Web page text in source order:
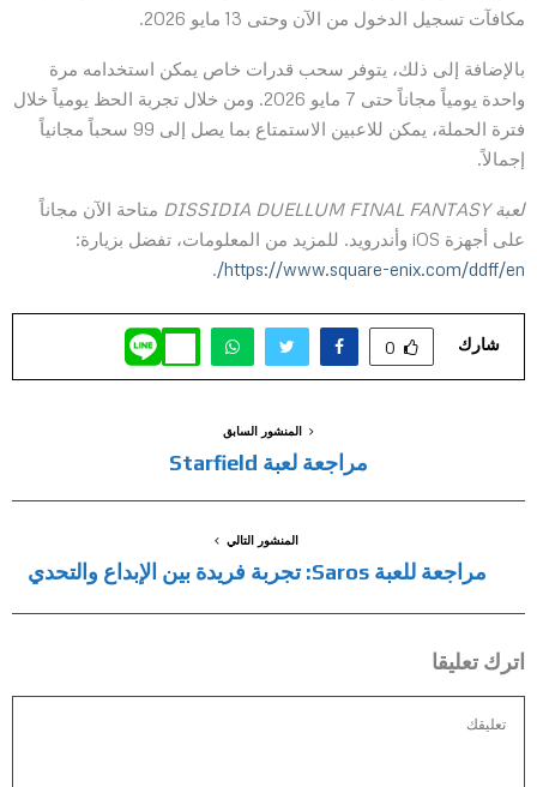
مكافآت تسجيل الدخول من الآن وحتى 13 مايو 2026.
بالإضافة إلى ذلك، يتوفر سحب قدرات خاص يمكن استخدامه مرة
واحدة يومياً مجاناً حتى 7 مايو 2026. ومن خلال تجربة الحظ يومياً خلال
فترة الحملة، يمكن للاعبين الاستمتاع بما يصل إلى 99 سحباً مجانياً
إجمالاً.
لعبة DISSIDIA DUELLUM FINAL FANTASY
متاحة الآن مجاناً
على أجهزة iOS وأندرويد. للمزيد من المعلومات، تفضل بزيارة:
https://www.square-enix.com/ddff/en/
شارك 0
المنشور السابق
مراجعة لعبة Starfield
المنشور التالي
مراجعة للعبة Saros: تجربة فريدة بين الإبداع والتحدي
اترك تعليقا